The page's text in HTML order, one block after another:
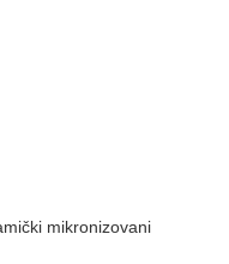
mikronizovani